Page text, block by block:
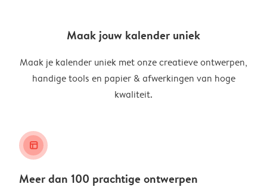
Maak jouw kalender uniek
Maak je kalender uniek met onze creatieve ontwerpen,
handige tools en papier & afwerkingen van hoge
kwaliteit.
layout_alt
Meer dan 100 prachtige ontwerpen